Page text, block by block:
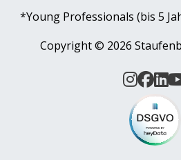
*Young Professionals (bis 5
Copyright © 2026